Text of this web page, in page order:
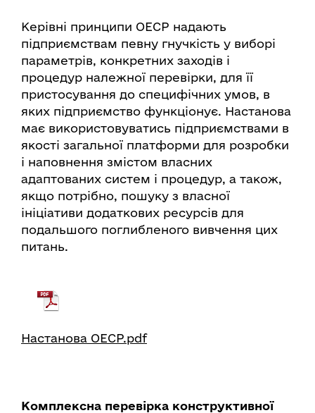
Керівні принципи ОЕСР надають
підприємствам певну гнучкість у виборі
параметрів, конкретних заходів і
процедур належної перевірки, для її
пристосування до специфічних умов, в
яких підприємство функціонує. Настанова
має використовуватись підприємствами в
якості загальної платформи для розробки
і наповнення змістом власних
адаптованих систем і процедур, а також,
якщо потрібно, пошуку з власної
ініціативи додаткових ресурсів для
подальшого поглибленого вивчення цих
питань.
Настанова ОЕСР.pdf
Комплексна перевірка конструктивної